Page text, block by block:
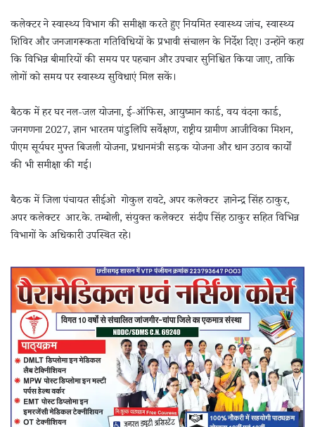
कलेक्टर ने स्वास्थ्य विभाग की समीक्षा करते हुए नियमित स्वास्थ्य जांच, स्वास्थ्य
शिविर और जनजागरूकता गतिविधियों के प्रभावी संचालन के निर्देश दिए। उन्होंने कहा
कि विभिन्न बीमारियों की समय पर पहचान और उपचार सुनिश्चित किया जाए, ताकि
लोगों को समय पर स्वास्थ्य सुविधाएं मिल सकें।
बैठक में हर घर नल-जल योजना, ई-ऑफिस, आयुष्मान कार्ड, वय वंदना कार्ड,
जनगणना 2027, ज्ञान भारतम पांडुलिपि सर्वेक्षण, राष्ट्रीय ग्रामीण आजीविका मिशन,
पीएम सूर्यघर मुफ्त बिजली योजना, प्रधानमंत्री सड़क योजना और धान उठाव कार्यों
की भी समीक्षा की गई।
बैठक में जिला पंचायत सीईओ गोकुल रावटे, अपर कलेक्टर ज्ञानेन्द्र सिंह ठाकुर,
अपर कलेक्टर आर.के. तम्बोली, संयुक्त कलेक्टर संदीप सिंह ठाकुर सहित विभिन्न
विभागों के अधिकारी उपस्थित रहे।